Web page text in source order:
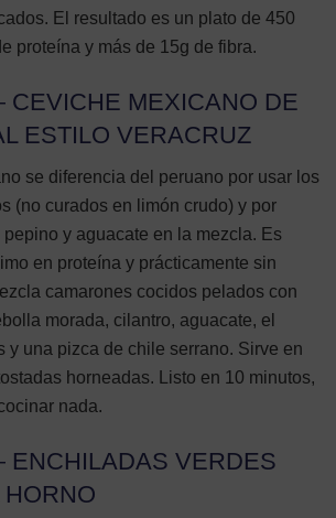
El resultado es un plato de 450
proteína y más de 15g de fibra.
CEVICHE MEXICANO DE
ESTILO VERACRUZ
se diferencia del peruano por usar los
(no curados en limón crudo) y por
y aguacate en la mezcla. Es
en proteína y prácticamente sin
camarones cocidos pelados con
morada, cilantro, aguacate, el
y una pizca de chile serrano. Sirve en
horneadas. Listo en 10 minutos,
nada.
ENCHILADAS VERDES